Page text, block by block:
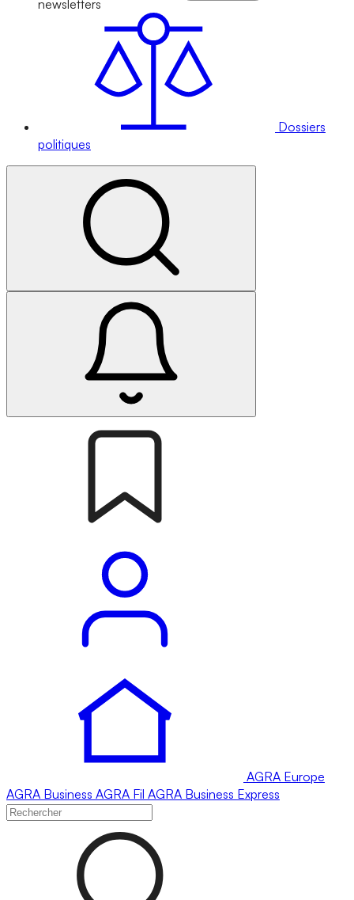
newsletters
Dossiers
politiques
AGRA Europe
AGRA Business AGRA Fil AGRA Business Express